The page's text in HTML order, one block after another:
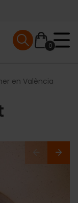
0
Mobile menu
en València